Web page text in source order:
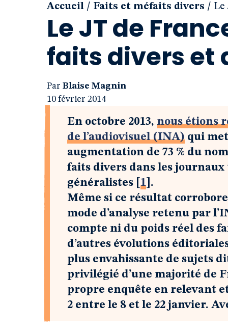
Accueil / Faits et méfaits divers / Le
Le JT de
faits divers et
Par Blaise Magnin
10 février 2014
En octobre 2013, nous étions
de l’audiovisuel (INA) qui
augmentation de 73 % du
faits divers dans les journaux
généralistes
1 .
Même si ce résultat
mode d’analyse retenu par
compte ni du poids réel des
d’autres évolutions
plus envahissante de sujets
privilégié d’une majorité de
propre enquête en relevant
2 entre le 8 et le 22 janvier.